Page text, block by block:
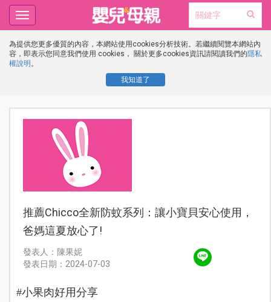
為提供您更多優質的內容，本網站使用cookies分析技術。若繼續閱覽本網站內
容，即表示您同意我們使用 cookies， 關於更多cookies資訊請閱讀我們的隱私
權說明 。
我知道了
Toggle
navigation
推薦Chicco全新防蚊系列：讓小寶貝安心使用，
爸媽這夏放心了!
發表人：陳果妮
發表日期：2024-07-03
#小果肉好用分享